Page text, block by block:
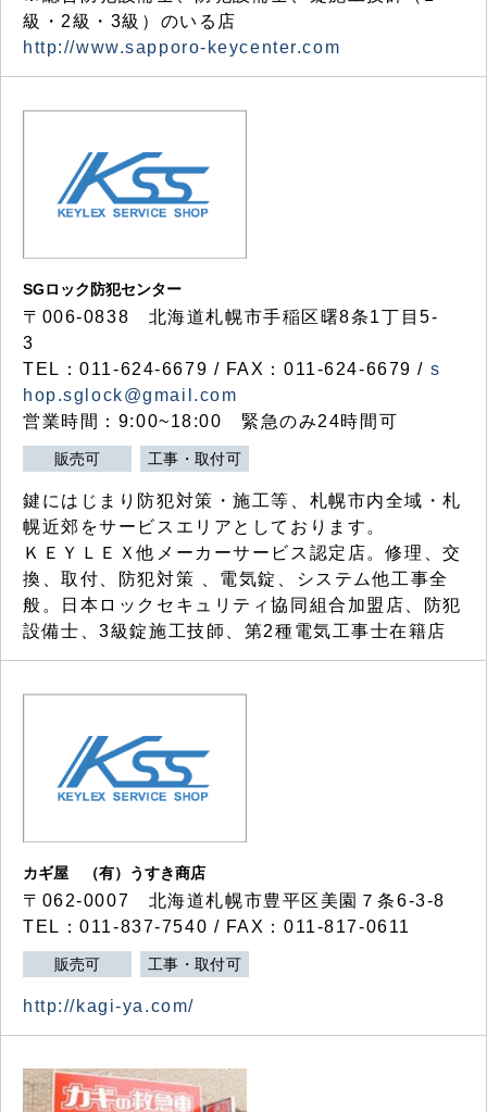
級・2級・3級）のいる店
http://www.sapporo-keycenter.com
SGロック防犯センター
〒006-0838 北海道札幌市手稲区曙8条1丁目5-
3
TEL：011-624-6679 / FAX：011-624-6679 / s
hop.sglock@gmail.com
営業時間：9:00~18:00 緊急のみ24時間可
販売可 工事・取付可
鍵にはじまり防犯対策・施工等、札幌市内全域・札
幌近郊をサービスエリアとしております。
ＫＥＹＬＥＸ他メーカーサービス認定店。修理、交
換、取付、防犯対策 、電気錠、システム他工事全
般。日本ロックセキュリティ協同組合加盟店、防犯
設備士、3級錠施工技師、第2種電気工事士在籍店
カギ屋 （有）うすき商店
〒062-0007 北海道札幌市豊平区美園７条6-3-8
TEL：011-837-7540 / FAX：011-817-0611
販売可 工事・取付可
http://kagi-ya.com/